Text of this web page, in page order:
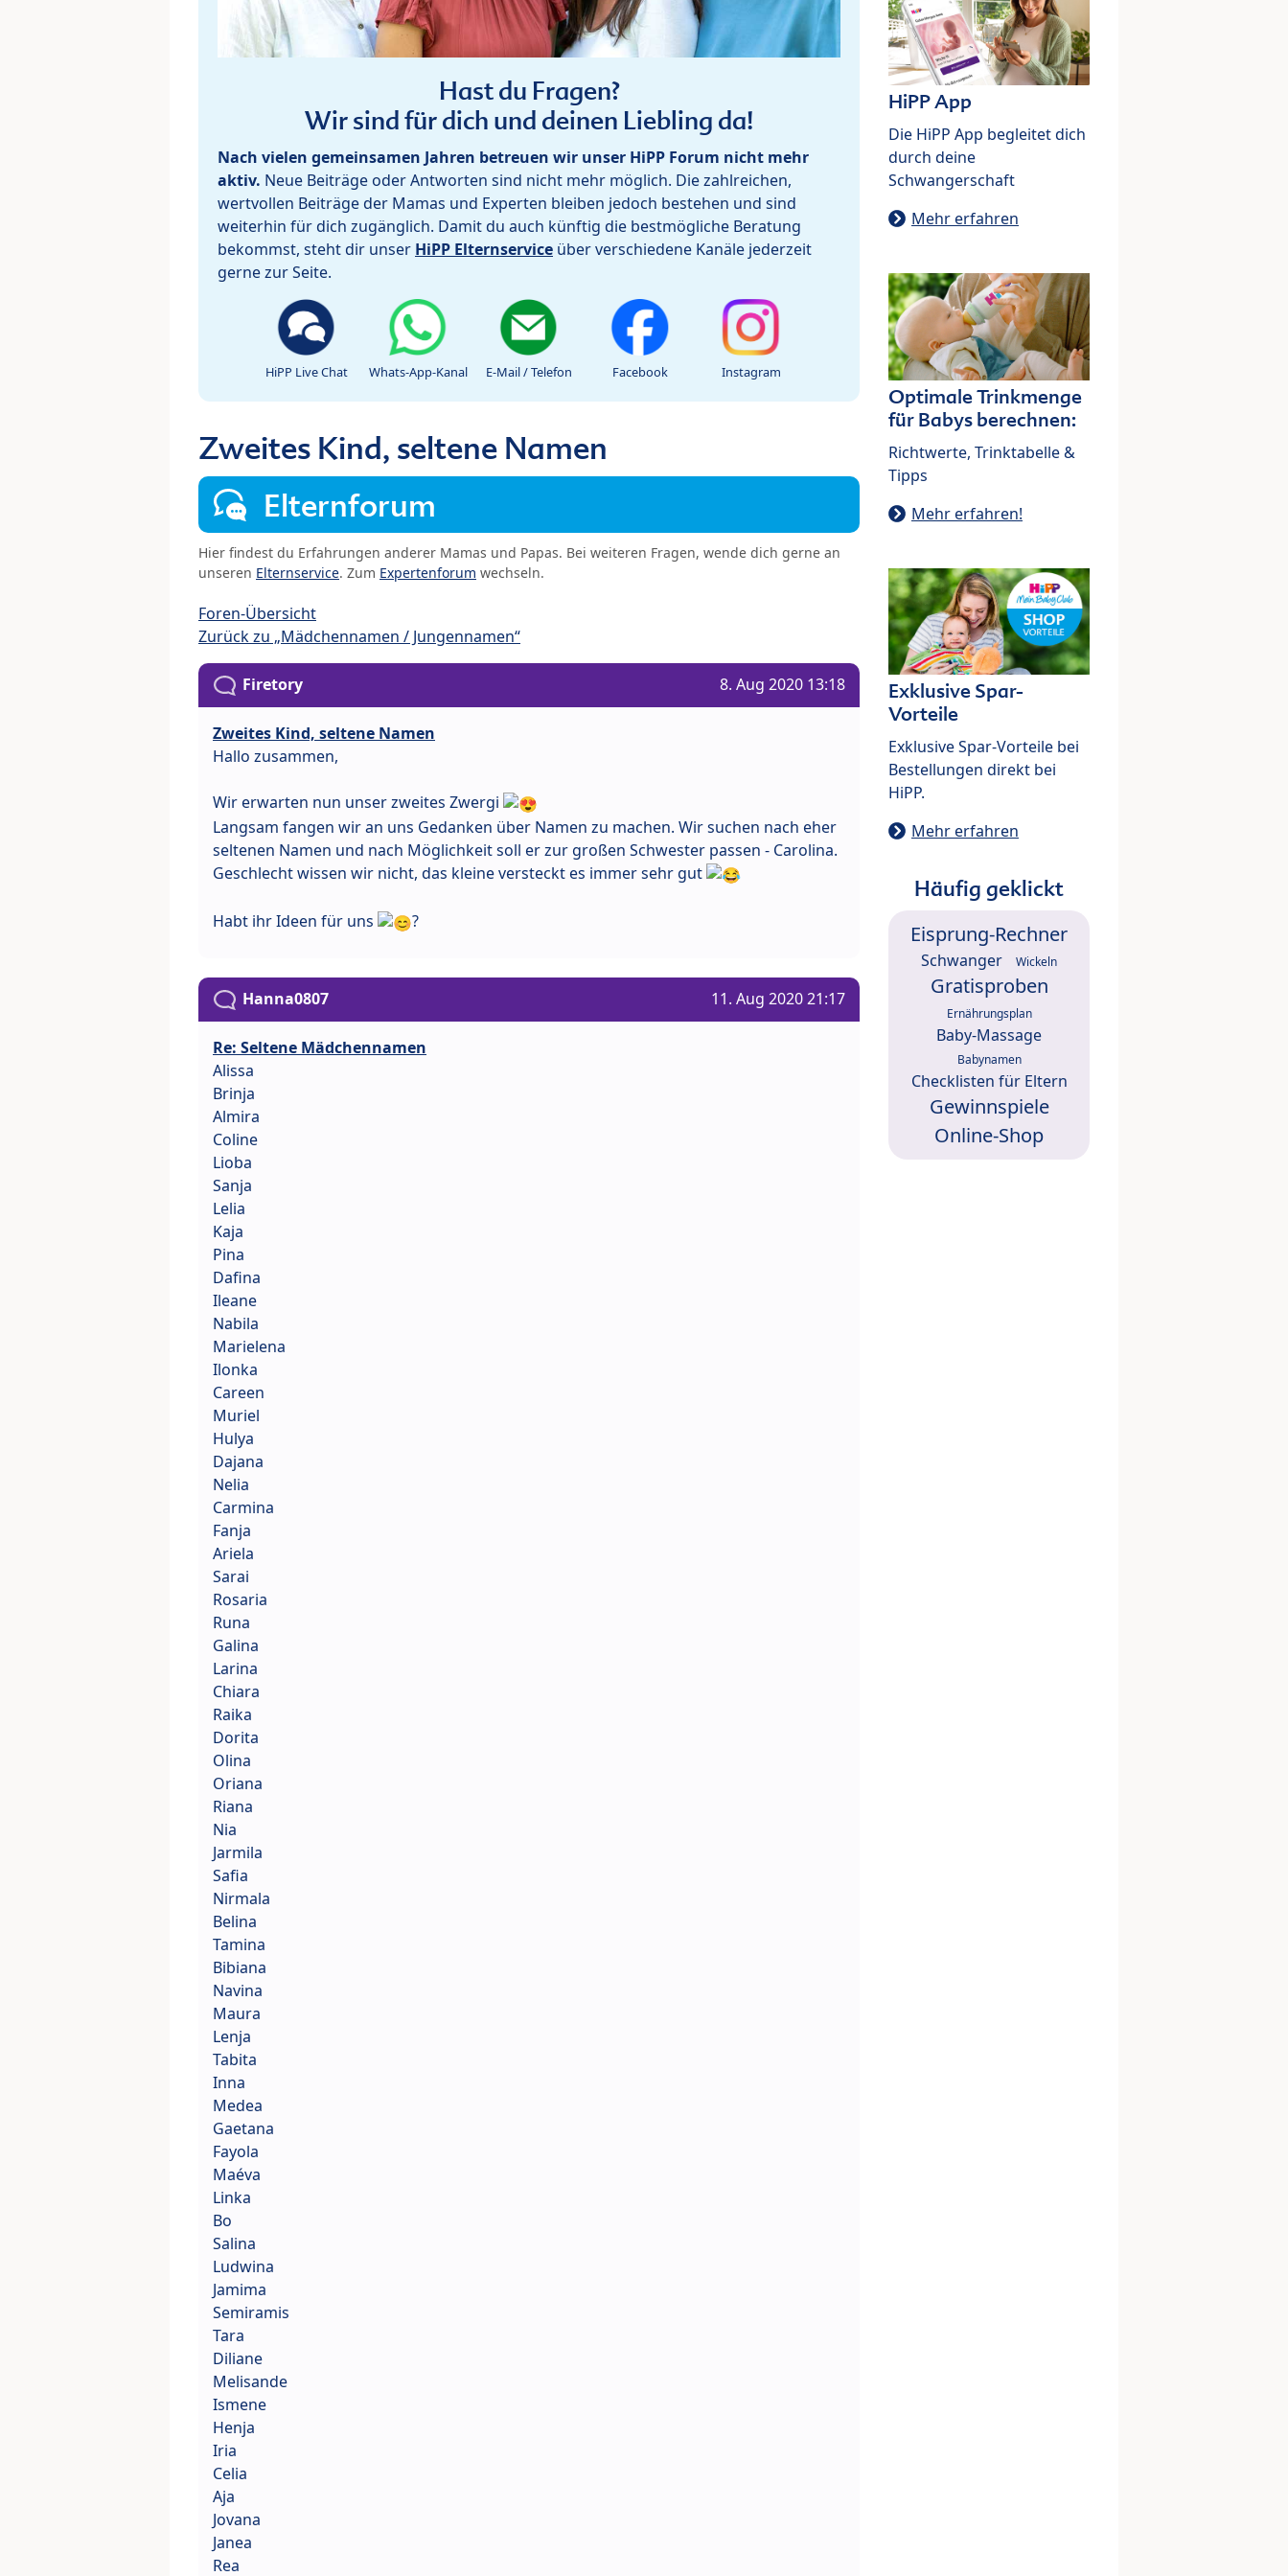
Hast du Fragen?
Wir sind für dich und deinen Liebling da!
Nach vielen gemeinsamen Jahren betreuen wir unser HiPP Forum nicht mehr
aktiv. Neue Beiträge oder Antworten sind nicht mehr möglich. Die zahlreichen,
wertvollen Beiträge der Mamas und Experten bleiben jedoch bestehen und sind
weiterhin für dich zugänglich. Damit du auch künftig die bestmögliche Beratung
bekommst, steht dir unser HiPP Elternservice über verschiedene Kanäle jederzeit
gerne zur Seite.
HiPP Live Chat Whats-App-Kanal E-Mail / Telefon Facebook Instagram
Zweites Kind, seltene Namen
Elternforum
Hier findest du Erfahrungen anderer Mamas und Papas. Bei weiteren Fragen, wende dich gerne an
unseren Elternservice. Zum Expertenforum wechseln.
Foren-Übersicht
Zurück zu „Mädchennamen / Jungennamen“
Firetory 8. Aug 2020 13:18
Zweites Kind, seltene Namen
Hallo zusammen,
Wir erwarten nun unser zweites Zwergi
Langsam fangen wir an uns Gedanken über Namen zu machen. Wir suchen nach eher
seltenen Namen und nach Möglichkeit soll er zur großen Schwester passen - Carolina.
Geschlecht wissen wir nicht, das kleine versteckt es immer sehr gut
Habt ihr Ideen für uns ?
Hanna0807 11. Aug 2020 21:17
Re: Seltene Mädchennamen
Alissa
Brinja
Almira
Coline
Lioba
Sanja
Lelia
Kaja
Pina
Dafina
Ileane
Nabila
Marielena
Ilonka
Careen
Muriel
Hulya
Dajana
Nelia
Carmina
Fanja
Ariela
Sarai
Rosaria
Runa
Galina
Larina
Chiara
Raika
Dorita
Olina
Oriana
Riana
Nia
Jarmila
Safia
Nirmala
Belina
Tamina
Bibiana
Navina
Maura
Lenja
Tabita
Inna
Medea
Gaetana
Fayola
Maéva
Linka
Bo
Salina
Ludwina
Jamima
Semiramis
Tara
Diliane
Melisande
Ismene
Henja
Iria
Celia
Aja
Jovana
Janea
Rea
HiPP App
Die HiPP App begleitet dich
durch deine
Schwangerschaft
Mehr erfahren
Optimale Trinkmenge
für Babys berechnen:
Richtwerte, Trinktabelle &
Tipps
Mehr erfahren!
Exklusive Spar-
Vorteile
Exklusive Spar-Vorteile bei
Bestellungen direkt bei
HiPP.
Mehr erfahren
Häufig geklickt
Eisprung-Rechner
Schwanger Wickeln
Gratisproben
Ernährungsplan
Baby-Massage
Babynamen
Checklisten für Eltern
Gewinnspiele
Online-Shop